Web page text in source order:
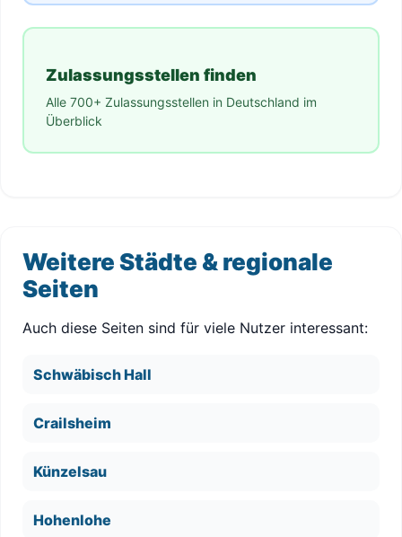
Zulassungsstellen finden
Alle 700+ Zulassungsstellen in Deutschland im
Überblick
Weitere Städte & regionale
Seiten
Auch diese Seiten sind für viele Nutzer interessant:
Schwäbisch Hall
Crailsheim
Künzelsau
Hohenlohe